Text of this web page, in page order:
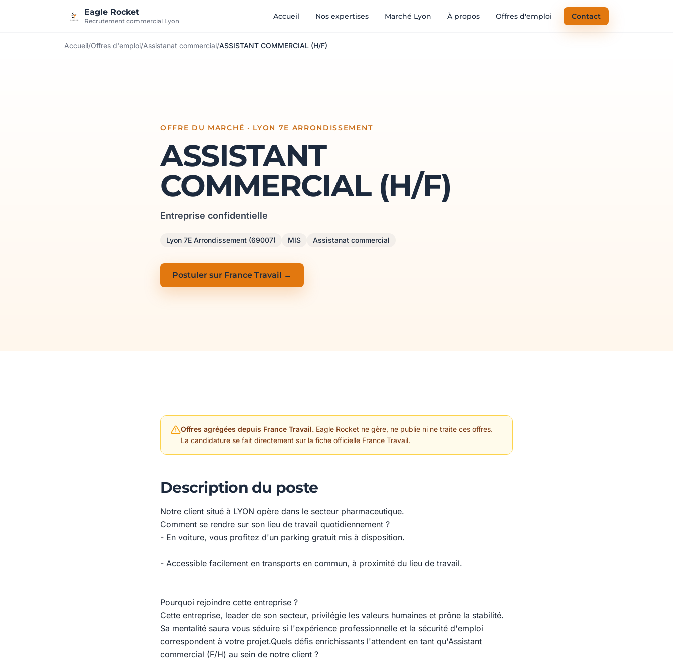
Eagle Rocket
Recrutement commercial Lyon
Accueil Nos expertises Marché Lyon À propos Offres d'emploi Contact
Accueil/Offres d'emploi/Assistanat commercial/ASSISTANT COMMERCIAL (H/F)
OFFRE DU MARCHÉ · LYON 7E ARRONDISSEMENT
ASSISTANT
COMMERCIAL (H/F)
Entreprise confidentielle
Lyon 7E Arrondissement (69007) MIS Assistanat commercial
Postuler sur France Travail →
Offres agrégées depuis France Travail. Eagle Rocket ne gère, ne publie ni ne traite ces offres.
La candidature se fait directement sur la fiche officielle France Travail.
Description du poste
Notre client situé à LYON opère dans le secteur pharmaceutique.
Comment se rendre sur son lieu de travail quotidiennement ?
- En voiture, vous profitez d'un parking gratuit mis à disposition.
- Accessible facilement en transports en commun, à proximité du lieu de travail.
Pourquoi rejoindre cette entreprise ?
Cette entreprise, leader de son secteur, privilégie les valeurs humaines et prône la stabilité.
Sa mentalité saura vous séduire si l'expérience professionnelle et la sécurité d'emploi
correspondent à votre projet.Quels défis enrichissants l'attendent en tant qu'Assistant
commercial (F/H) au sein de notre client ?